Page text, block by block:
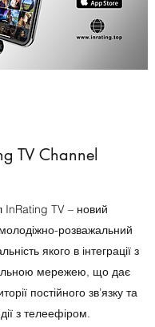
TV Channel
InRating TV – новий
розважальний
якого в інтеграції з
мережею, що дає
постійного зв’язку та
з телеефіром.